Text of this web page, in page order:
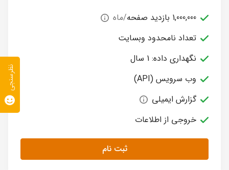
1,000,000 بازدید صفحه
/ماه
تعداد نامحدود وبسایت
نگهداری داده: 1 سال
وب سرویس (API)
گزارش ایمیلی
خروجی از اطلاعات
ثبت نام
نظرسنجی